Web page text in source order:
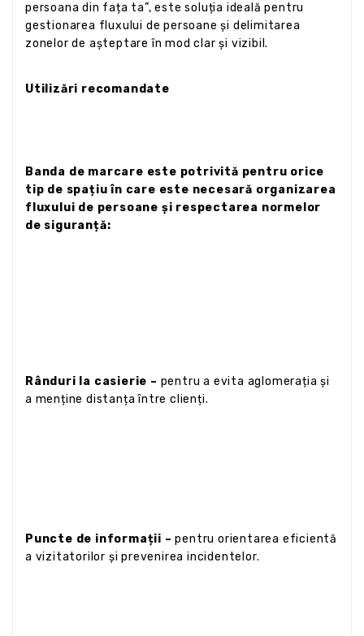
persoana din fața ta”, este soluția ideală pentru
gestionarea fluxului de persoane și delimitarea
zonelor de așteptare în mod clar și vizibil.
Utilizări recomandate
Banda de marcare este potrivită pentru orice
tip de spațiu în care este necesară organizarea
fluxului de persoane și respectarea normelor
de siguranță:
Rânduri la casierie – pentru a evita aglomerația și
a menține distanța între clienți.
Puncte de informații – pentru orientarea eficientă
a vizitatorilor și prevenirea incidentelor.